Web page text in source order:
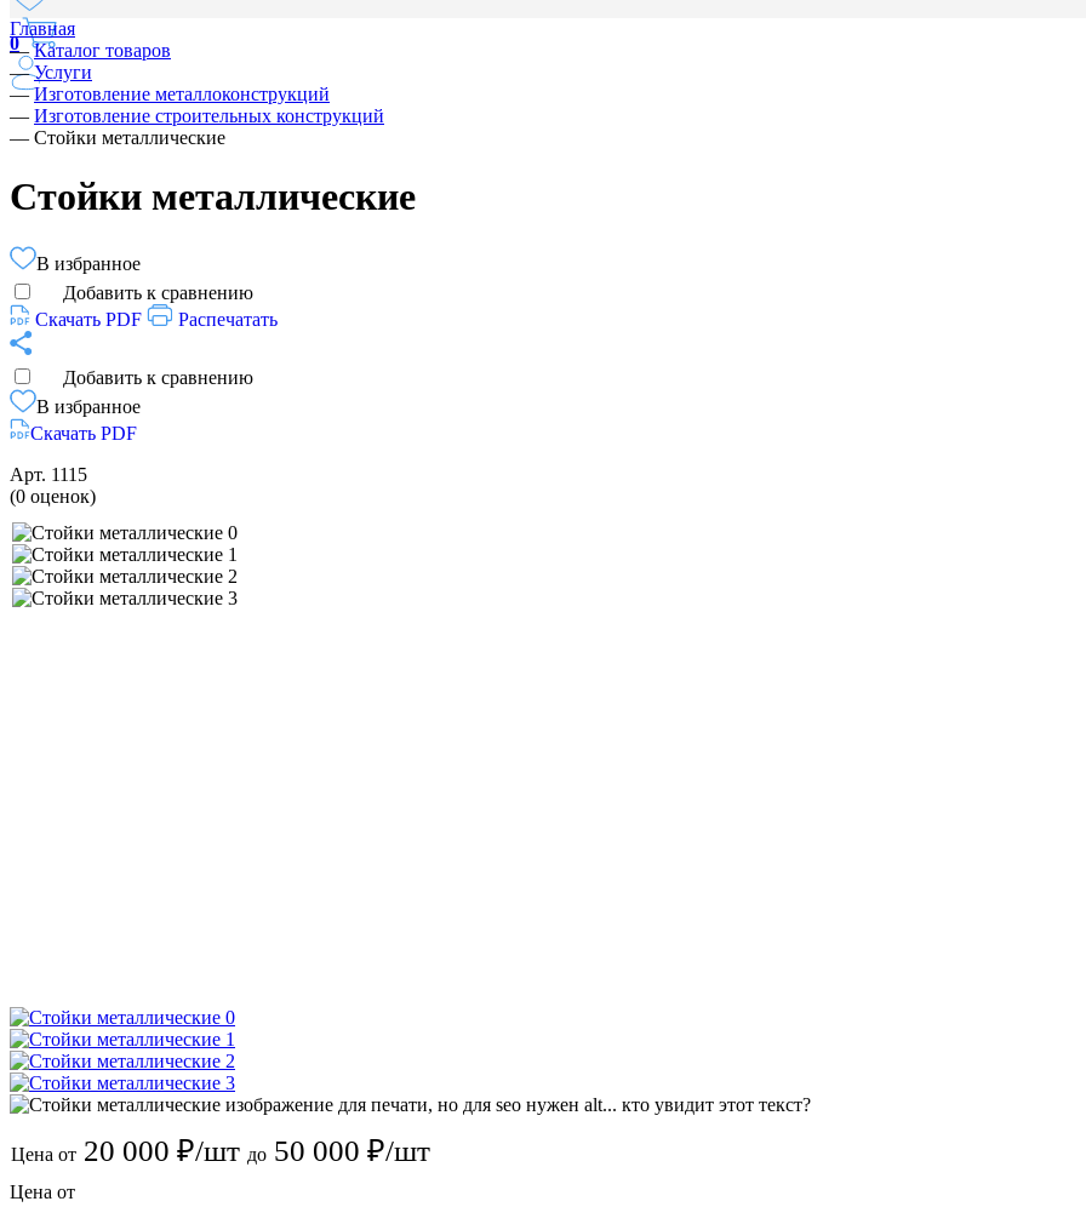
0
Главная
—Каталог товаров
—Услуги
—Изготовление металлоконструкций
— Изготовление строительных конструкций
— Стойки металлические
Стойки металлические
В избранное
Добавить к сравнению
Скачать PDF
Распечатать
Добавить к сравнению
В избранное
Скачать PDF
Арт. 1115
(0 оценок)
Цена от 20 000 ₽/шт до 50 000 ₽/шт
Цена от